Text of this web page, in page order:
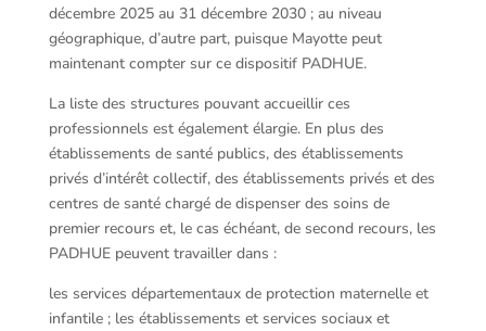
décembre 2025 au 31 décembre 2030 ; au niveau
géographique, d’autre part, puisque Mayotte peut
maintenant compter sur ce dispositif PADHUE.
La liste des structures pouvant accueillir ces
professionnels est également élargie. En plus des
établissements de santé publics, des établissements
privés d’intérêt collectif, des établissements privés et des
centres de santé chargé de dispenser des soins de
premier recours et, le cas échéant, de second recours, les
PADHUE peuvent travailler dans :
les services départementaux de protection maternelle et
infantile ; les établissements et services sociaux et